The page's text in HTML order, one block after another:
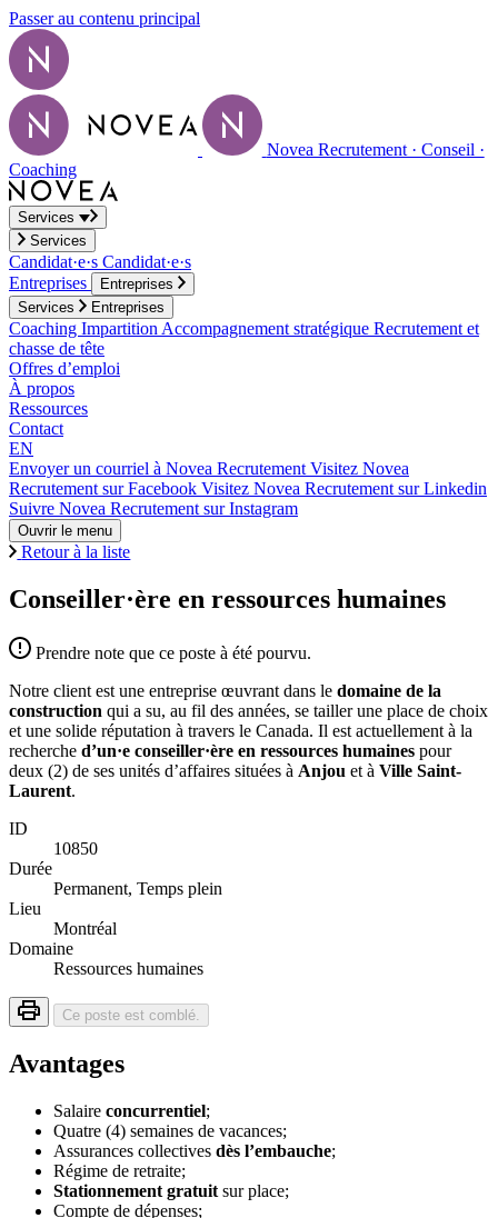
Passer au contenu principal
Novea Recrutement · Conseil ·
Coaching
Services
Services
Candidat·e·s Candidat·e·s
Entreprises
Entreprises
Services
Entreprises
Coaching Impartition Accompagnement stratégique Recrutement et
chasse de tête
Offres d’emploi
À propos
Ressources
Contact
EN
Envoyer un courriel à Novea Recrutement Visitez Novea
Recrutement sur Facebook Visitez Novea Recrutement sur Linkedin
Suivre Novea Recrutement sur Instagram
Ouvrir le menu
Retour à la liste
Conseiller·ère en ressources humaines
Prendre note que ce poste à été pourvu.
Notre client est une entreprise œuvrant dans le domaine de la
construction qui a su, au fil des années, se tailler une place de choix
et une solide réputation à travers le Canada. Il est actuellement à la
recherche d’un·e conseiller·ère en ressources humaines pour
deux (2) de ses unités d’affaires situées à Anjou et à Ville Saint-
Laurent.
ID
10850
Durée
Permanent, Temps plein
Lieu
Montréal
Domaine
Ressources humaines
Ce poste est comblé.
Avantages
Salaire concurrentiel;
Quatre (4) semaines de vacances;
Assurances collectives dès l’embauche;
Régime de retraite;
Stationnement gratuit sur place;
Compte de dépenses;